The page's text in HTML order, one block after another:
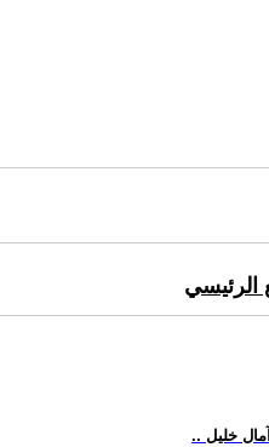
الرئيسي
خليل